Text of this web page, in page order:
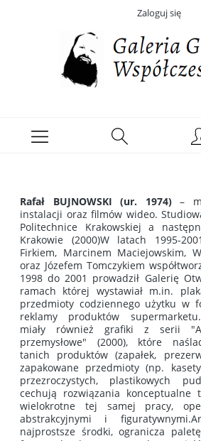
Zaloguj się
Rafał BUJNOWSKI (ur. 1974)–
instalacji oraz filmów wideo.
Politechnice Krakowskiej a
Krakowie (2000)W latach 1995-
Firkiem, Marcinem Maciejowskim,
oraz Józefem Tomczykiem
1998 do 2001 prowadził Galerię
ramach której wystawiał m.in.
przedmioty codziennego użytku w
reklamy produktów
miały również grafiki z serii
przemysłowe" (2000), które
tanich produktów (zapałek,
zapakowane przedmioty (np.
przezroczystych, plastikowych
cechują rozwiązania konceptualne
wielokrotne tej samej pracy,
abstrakcyjnymi i
najprostsze środki, ogranicza